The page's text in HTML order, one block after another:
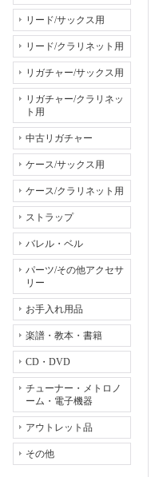
リード/サックス用
リード/クラリネット用
リガチャー/サックス用
リガチャー/クラリネッ
ト用
中古リガチャー
ケース/サックス用
ケース/クラリネット用
ストラップ
バレル・ベル
パーツ/その他アクセサ
リー
お手入れ用品
楽譜・教本・書籍
CD・DVD
チューナー・メトロノ
ーム・電子機器
アウトレット品
その他